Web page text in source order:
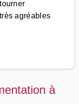
agréables
à